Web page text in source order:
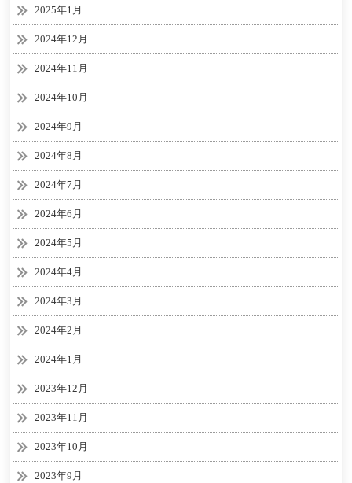
2025年1月
2024年12月
2024年11月
2024年10月
2024年9月
2024年8月
2024年7月
2024年6月
2024年5月
2024年4月
2024年3月
2024年2月
2024年1月
2023年12月
2023年11月
2023年10月
2023年9月